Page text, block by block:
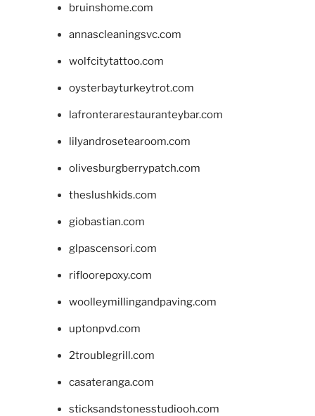
bruinshome.com
annascleaningsvc.com
wolfcitytattoo.com
oysterbayturkeytrot.com
lafronterarestauranteybar.com
lilyandrosetearoom.com
olivesburgberrypatch.com
theslushkids.com
giobastian.com
glpascensori.com
rifloorepoxy.com
woolleymillingandpaving.com
uptonpvd.com
2troublegrill.com
casateranga.com
sticksandstonesstudiooh.com